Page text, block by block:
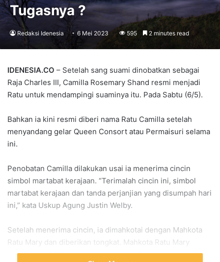
Tugasnya ?
Redaksi Idenesia 6 Mei 2023 595 2 minutes read
IDENESIA.CO – Setelah sang suami dinobatkan sebagai
Raja Charles III, Camilla Rosemary Shand resmi menjadi
Ratu untuk mendampingi suaminya itu. Pada Sabtu (6/5).
Bahkan ia kini resmi diberi nama Ratu Camilla setelah
menyandang gelar Queen Consort atau Permaisuri selama
ini.
Penobatan Camilla dilakukan usai ia menerima cincin
simbol martabat kerajaan. “Terimalah cincin ini, simbol
martabat kerajaan dan tanda perjanjian yang disumpah hari
ini,” kata Uskup Agung Justin Welby.
Setelah menerima cincin, ia dimahkotai dengan Mahkota
Ratu Mary dan diberikan tongkat. Mahkota Ratu Mary
dibuat pada 1911 dengan niat agar berfungsi sebagai